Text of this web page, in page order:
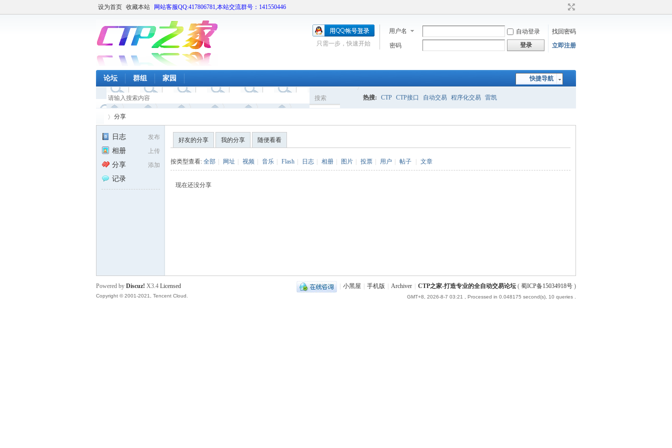
设为首页 收藏本站 网站客服QQ:417806781,本站交流群号：141550446
用户名 自动登录
找回密码
密码
登录 立即注册
只需一步，快速开始
快捷导航
论坛 群组 家园
搜索 热搜: CTP CTP接口 自动交易 程序化交易 雷凯
分享
发布
日志
上传
相册
添加
分享
记录
好友的分享 我的分享 随便看看
按类型查看: 全部 网址 视频 音乐 Flash 日志 相册 图片 投票 用户 帖子 文章
现在还没分享
小黑屋 手机版 Archiver CTP之家-打造专业的全自动交易论坛 ( 蜀ICP备15034918号 )
GMT+8, 2026-8-7 03:21 , Processed in 0.048175 second(s), 10 queries .
Powered by Discuz! X3.4 Licensed
Copyright © 2001-2021, Tencent Cloud.